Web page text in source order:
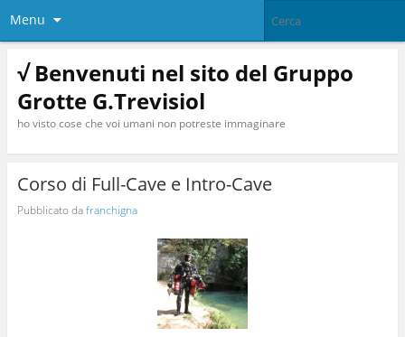
Menu
√ Benvenuti nel sito del Gruppo
Grotte G.Trevisiol
ho visto cose che voi umani non potreste immaginare
Corso di Full-Cave e Intro-Cave
Pubblicato dafranchigna